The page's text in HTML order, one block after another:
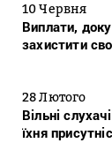
10 Червня
Виплати,
захистити
28 Лютого
Вільні
їхня